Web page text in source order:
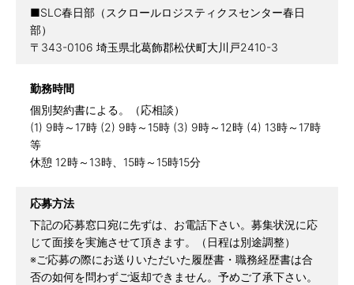
■SLC春日部（スクロールロジスティクスセンター春日
部）
〒343-0106 埼玉県北葛飾郡松伏町大川戸2410-3
勤務時間
個別契約書による。（応相談）
(1) 9時～17時 (2) 9時～15時 (3) 9時～12時 (4) 13時～17時
等
休憩 12時～13時、15時～15時15分
応募方法
下記の応募窓口宛に先ずは、お電話下さい。募集状況に応
じて面接を実施させて頂きます。（日程は別途調整）
※ご応募の際にお送りいただいた履歴書・職務経歴書は合
否の如何を問わずご返却できません。予めご了承下さい。